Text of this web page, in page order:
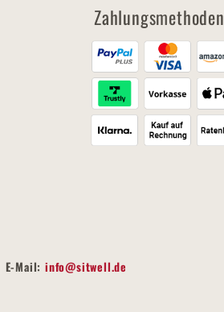
Zahlungsmethoden
E-Mail:info@sitwell.de